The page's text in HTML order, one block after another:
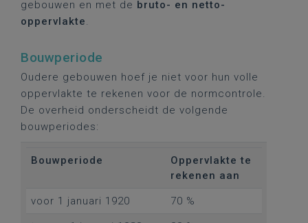
gebouwen en met de bruto- en netto-
oppervlakte.
Bouwperiode
Oudere gebouwen hoef je niet voor hun volle
oppervlakte te rekenen voor de normcontrole.
De overheid onderscheidt de volgende
bouwperiodes:
Bouwperiode
Oppervlakte te
rekenen aan
voor 1 januari 1920 70 %